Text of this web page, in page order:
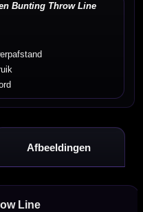
Bunting Throw Line
Afbeeldingen
Line